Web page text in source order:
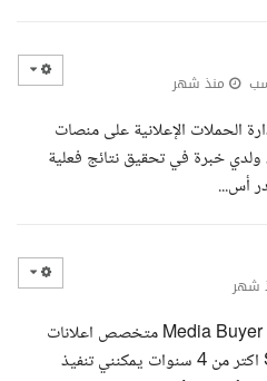
منذ شهر
الحملات الإعلانية على منصات
خبرة في تحقيق نتائج فعلية
أس...
شهر
السلام عليكم معاك ابراهيم سليمان Media Buyer متخصص اعلانات
Snapchat / Meta Ads / tiktok اكتر من 4 سنوات يمكنني تنفيذ